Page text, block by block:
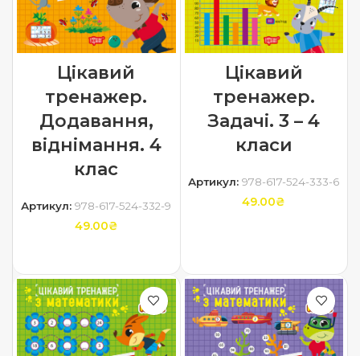
Цікавий
тренажер.
Додавання,
віднімання. 4
клас
Артикул:978-617-524-332-9
49.00₴
Цікавий
тренажер.
Задачі. 3 – 4
класи
Артикул:978-617-524-333-6
49.00₴